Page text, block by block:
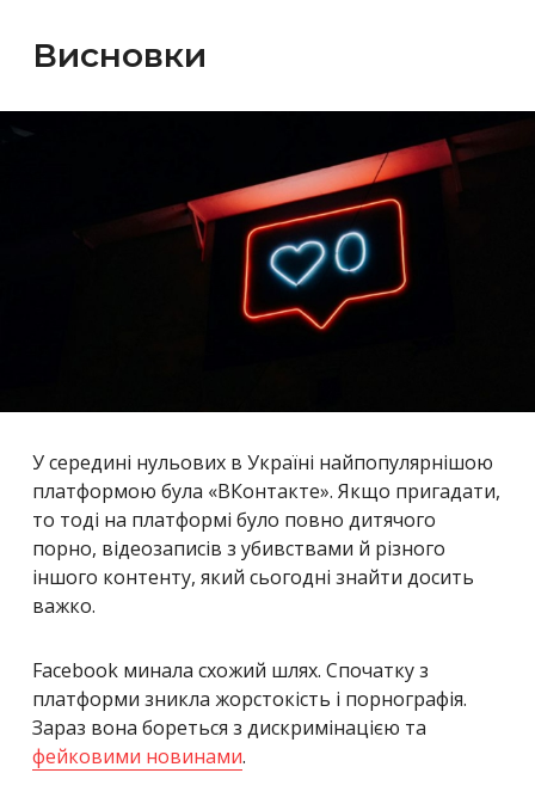
Висновки
У середині нульових в Україні найпопулярнішою
платформою була «ВКонтакте». Якщо пригадати,
то тоді на платформі було повно дитячого
порно, відеозаписів з убивствами й різного
іншого контенту, який сьогодні знайти досить
важко.
Facebook минала схожий шлях. Спочатку з
платформи зникла жорстокість і порнографія.
Зараз вона бореться з дискримінацією та
фейковими новинами.